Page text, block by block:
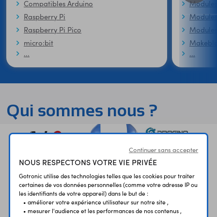
Compatibles Arduino
Raspberry Pi
Raspberry Pi Pico
micro:bit
...
...
Qui sommes nous ?
Continuer sans accepter
NOUS RESPECTONS VOTRE VIE PRIVÉE
Gotronic utilise des technologies telles que les cookies pour traiter
certaines de vos données personnelles (comme votre adresse IP ou
les identifiants de votre appareil) dans le but de :
• améliorer votre expérience utilisateur sur notre site ,
• mesurer l'audience et les performances de nos contenus ,